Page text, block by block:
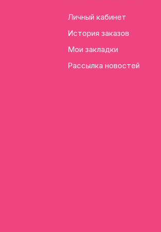
Личный кабинет
История заказов
Мои закладки
Рассылка новостей